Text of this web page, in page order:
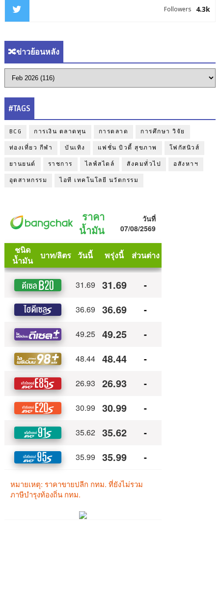
4.3k
Followers
🔀ข่าวย้อนหลัง
#TAGS
BCG การเงิน ตลาดทุน การตลาด การศึกษา วิจัย
ท่องเที่ยว กีฬา บันเทิง แฟชั่น บิวตี้ สุขภาพ โฟกัสนิวส์
ยานยนต์ ราชการ ไลฟ์สไตล์ สังคมทั่วไป อสังหาฯ
อุตสาหกรรม ไอที เทคโนโลยี นวัตกรรม